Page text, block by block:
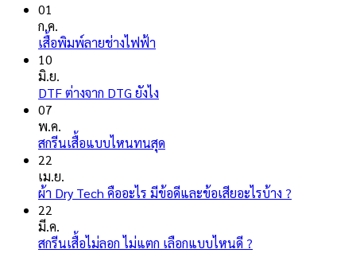
01
ก.ค.
เสื้อพิมพ์ลายช่างไฟฟ้า
บน
ลาย
ช่างไฟ
10
มิ.ย.
DTF ต่างจาก DTG ยังไง
บน
จาก
ไง
07
พ.ค.
สกรีนเสื้อแบบไหนทนสุด
บน
แบบ
22
เม.ย.
ผ้า Dry Tech คืออะไร มีข้อดีและข้อเสียอะไรบ้าง ?
22
มี.ค.
สกรีนเสื้อไม่ลอก ไม่แตก เลือกแบบไหนดี ?